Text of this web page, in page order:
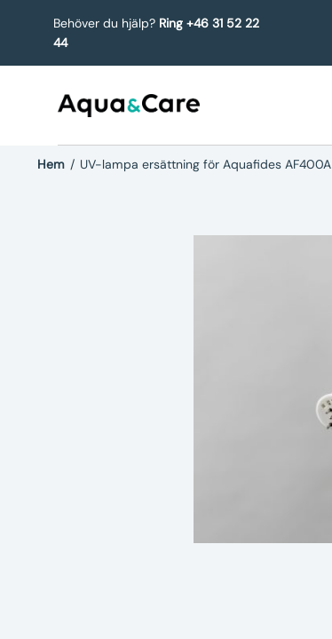
Behöver du hjälp? Ring +46 31 52 22
44
Hem / UV-lampa ersättning för Aquafides AF400A